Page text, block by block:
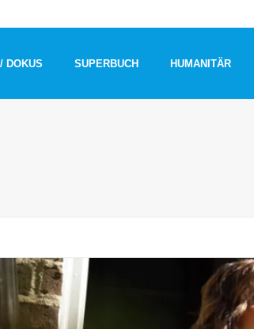
DOKUS SUPERBUCH HUMANITÄR